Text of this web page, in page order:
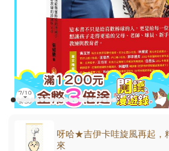
呀哈★吉伊卡哇旋風再起，
來